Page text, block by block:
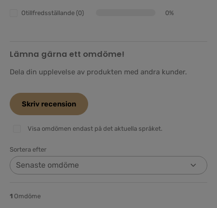
Otillfredsställande (0) 0%
Lämna gärna ett omdöme!
Dela din upplevelse av produkten med andra kunder.
Skriv recension
Visa omdömen endast på det aktuella språket.
Sortera efter
1 Omdöme